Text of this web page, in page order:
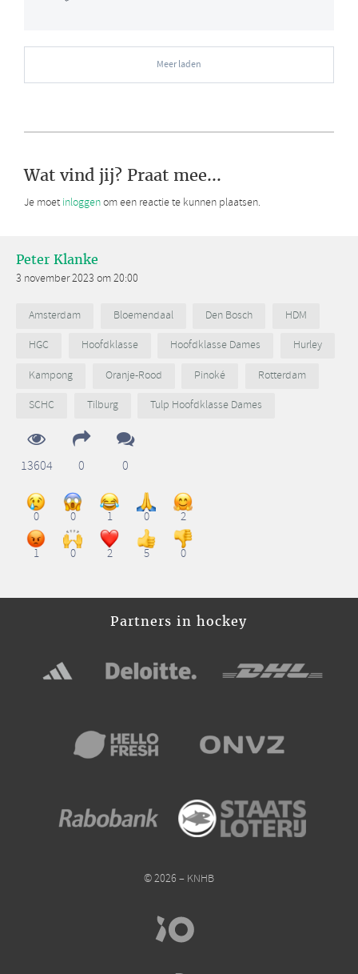
Meer laden
Wat vind jij? Praat mee...
Je moet inloggenom een reactie te kunnen plaatsen.
Peter Klanke
3 november 2023 om 20:00
Amsterdam Bloemendaal Den Bosch
HDM
HGC
Hoofdklasse Hoofdklasse Dames
Hurley
Kampong
Oranje-Rood Pinoké
Rotterdam
SCHC
Tilburg Tulp Hoofdklasse Dames
13604 0 0
0 0 1 0 2
1 0 2 5 0
Partners in hockey
© 2026 – KNHB